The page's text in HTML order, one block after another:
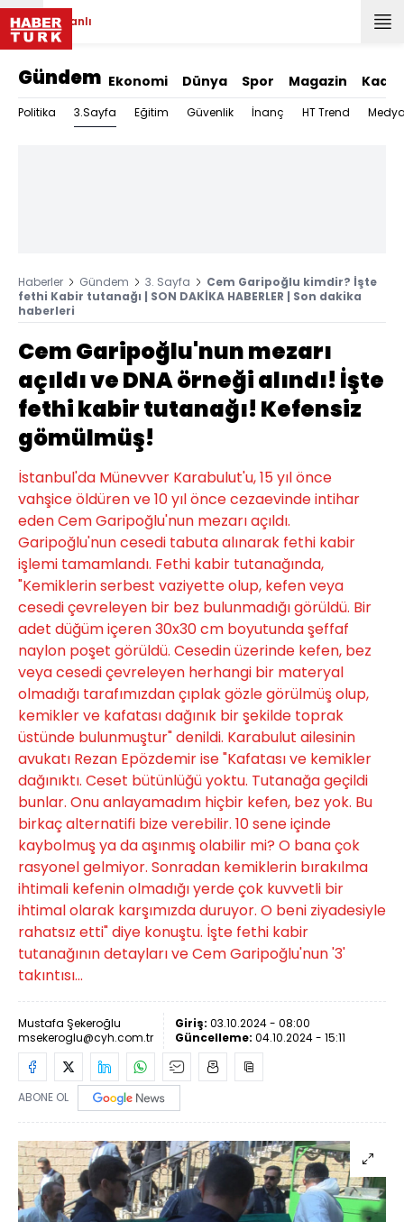
Canlı
Gündem Ekonomi Dünya Spor Magazin Kadın
Politika 3.Sayfa Eğitim Güvenlik İnanç HT Trend
Haberler Gündem 3. Sayfa
Cem Garipoğlu kimdir? İşte
fethi Kabir tutanağı | SON DAKİKA HABERLER | Son dakika
haberleri
Cem Garipoğlu'nun mezarı
açıldı ve DNA örneği alındı! İşte
fethi kabir tutanağı! Kefensiz
gömülmüş!
İstanbul'da Münevver Karabulut'u, 15 yıl önce
vahşice öldüren ve 10 yıl önce cezaevinde intihar
eden Cem Garipoğlu'nun mezarı açıldı.
Garipoğlu'nun cesedi tabuta alınarak fethi kabir
işlemi tamamlandı. Fethi kabir tutanağında,
"Kemiklerin serbest vaziyette olup, kefen veya
cesedi çevreleyen bir bez bulunmadığı görüldü. Bir
adet düğüm içeren 30x30 cm boyutunda şeffaf
naylon poşet görüldü. Cesedin üzerinde kefen, bez
veya cesedi çevreleyen herhangi bir materyal
olmadığı tarafımızdan çıplak gözle görülmüş olup,
kemikler ve kafatası dağınık bir şekilde toprak
üstünde bulunmuştur" denildi. Karabulut ailesinin
avukatı Rezan Epözdemir ise "Kafatası ve kemikler
dağınıktı. Ceset bütünlüğü yoktu. Tutanağa geçildi
bunlar. Onu anlayamadım hiçbir kefen, bez yok. Bu
birkaç alternatifi bize verebilir. 10 sene içinde
kaybolmuş ya da aşınmış olabilir mi? O bana çok
rasyonel gelmiyor. Sonradan kemiklerin bırakılma
ihtimali kefenin olmadığı yerde çok kuvvetli bir
ihtimal olarak karşımızda duruyor. O beni ziyadesiyle
rahatsız etti" diye konuştu. İşte fethi kabir
tutanağının detayları ve Cem Garipoğlu'nun '3'
takıntısı...
Mustafa Şekeroğlu
msekeroglu@cyh.com.tr
Giriş: 03.10.2024 - 08:00
Güncelleme: 04.10.2024 - 15:11
ABONE OL